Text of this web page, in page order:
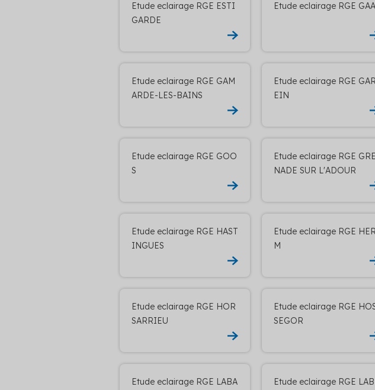
Etude eclairage RGE ESTI
GARDE
Etude eclairage RGE
Etude eclairage RGE GAM
ARDE-LES-BAINS
Etude eclairage RGE GAR
EIN
Etude eclairage RGE GOO
S
Etude eclairage RGE GRE
NADE SUR L'ADOUR
Etude eclairage RGE HAST
INGUES
Etude eclairage RGE HER
M
Etude eclairage RGE HOR
SARRIEU
Etude eclairage RGE
SEGOR
Etude eclairage RGE LABA
Etude eclairage RGE